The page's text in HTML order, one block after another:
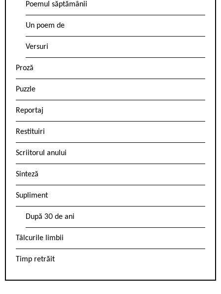
Poemul săptămânii
Un poem de
Versuri
Proză
Puzzle
Reportaj
Restituiri
Scriitorul anului
Sinteză
Supliment
După 30 de ani
Tâlcurile limbii
Timp retrăit